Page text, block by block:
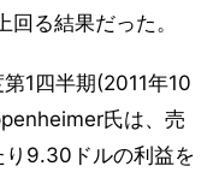
る結果だった。
1四半期(2011年10
氏は、売
9.30ドルの利益を